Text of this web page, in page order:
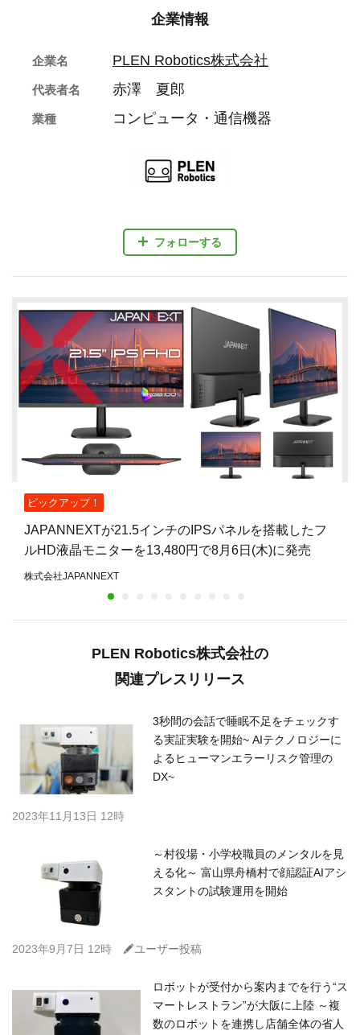
企業情報
フォローする
企業名 PLEN Robotics株式会社
代表者名 赤澤 夏郎
業種 コンピュータ・通信機器
ピックアップ！
JAPANNEXTが21.5インチのIPSパネルを搭載したフ
ルHD液晶モニターを13,480円で8月6日(木)に発売
株式会社JAPANNEXT
PLEN Robotics株式会社の
関連プレスリリース
3秒間の会話で睡眠不足をチェックす
る実証実験を開始~ AIテクノロジーに
よるヒューマンエラーリスク管理の
DX~
2023年11月13日 12時
～村役場・小学校職員のメンタルを見
える化～ 富山県舟橋村で顔認証AIアシ
スタントの試験運用を開始
2023年9月7日 12時 Cユーザー投稿
ロボットが受付から案内までを行う“ス
マートレストラン”が大阪に上陸 ～複
数のロボットを連携し店舗全体の省人